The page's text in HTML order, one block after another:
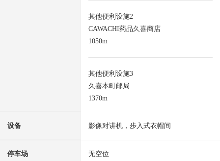
其他便利设施2
CAWACHI药品久喜商店
1050m
其他便利设施3
久喜本町邮局
1370m
设备 影像对讲机，步入式衣帽间
停车场 无空位